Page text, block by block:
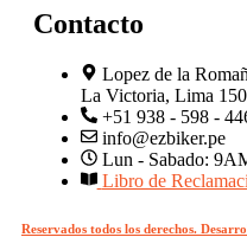
Contacto
Lopez de la
La Victoria, Lima
+51 938 - 598 -
info@ezbiker.pe
Lun - Sabado:
Libro de
Reservados todos los derechos.